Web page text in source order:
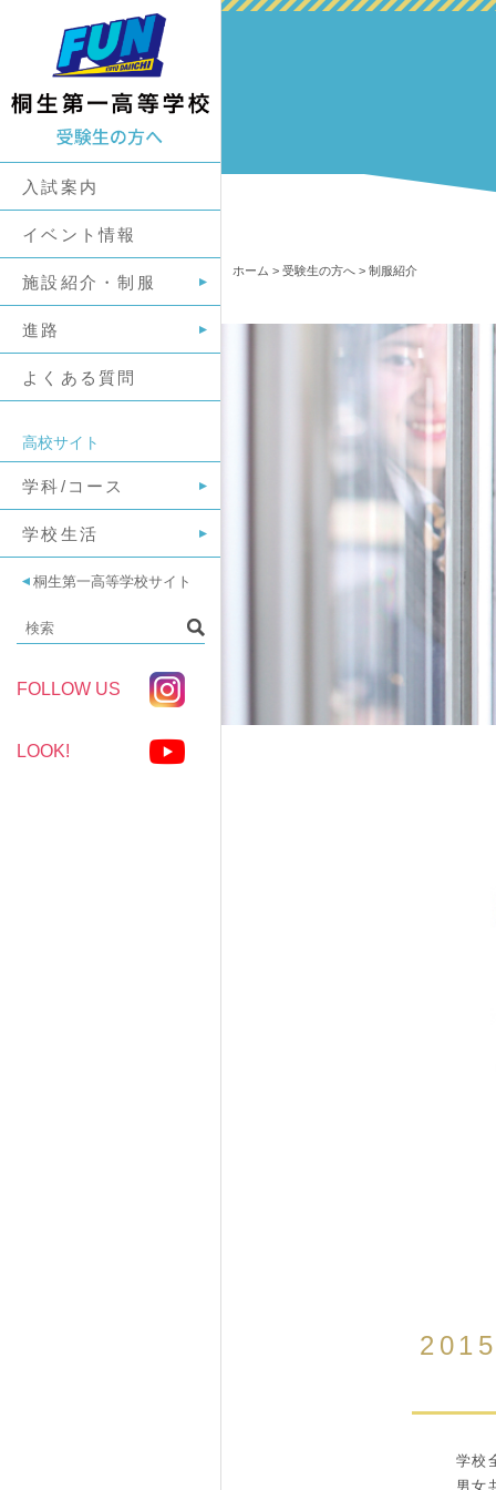
入試案内
イベント情報
施設紹介・制服
進路
よくある質問
高校サイト
学科/コース
学校生活
桐生第一高等学校サイト
FOLLOW US
LOOK!
ホーム > 受験生の方へ > 制服紹介
学校
男女